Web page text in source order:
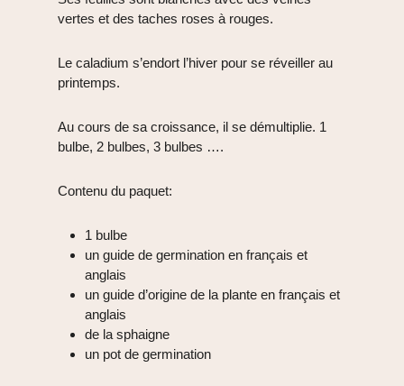
vertes et des taches roses à rouges.
Le caladium s’endort l’hiver pour se réveiller au
printemps.
Au cours de sa croissance, il se démultiplie. 1
bulbe, 2 bulbes, 3 bulbes ….
Contenu du paquet:
1 bulbe
un guide de germination en français et
anglais
un guide d’origine de la plante en français et
anglais
de la sphaigne
un pot de germination